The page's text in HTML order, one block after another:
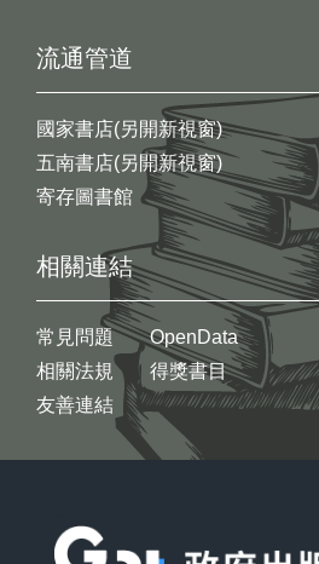
流通管道
國家書店(另開新視窗)
五南書店(另開新視窗)
寄存圖書館
相關連結
常見問題
相關法規
友善連結
OpenData
得獎書目